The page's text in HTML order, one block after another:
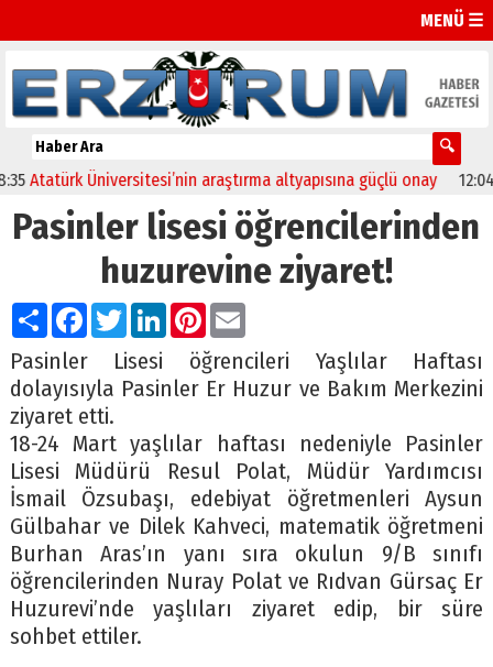
MENÜ ☰
Üniversitesi’nin araştırma altyapısına güçlü onay 12:04
Pasinler lisesi öğrencilerinden
huzurevine ziyaret!
PaylaşFacebook
TwitterLinkedIn
Pinterest
Email
Pasinler Lisesi öğrencileri Yaşlılar Haftası
dolayısıyla Pasinler Er Huzur ve Bakım Merkezini
ziyaret etti.
18-24 Mart yaşlılar haftası nedeniyle Pasinler
Lisesi Müdürü Resul Polat, Müdür Yardımcısı
İsmail Özsubaşı, edebiyat öğretmenleri Aysun
Gülbahar ve Dilek Kahveci, matematik öğretmeni
Burhan Aras’ın yanı sıra okulun 9/B sınıfı
öğrencilerinden Nuray Polat ve Rıdvan Gürsaç Er
Huzurevi’nde yaşlıları ziyaret edip, bir süre
sohbet ettiler.